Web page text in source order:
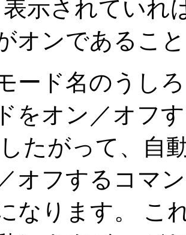
示されていれ
オンであるこ
ード名のうし
をオン／オフ
たがって、自
オフするコマ
なります。 こ